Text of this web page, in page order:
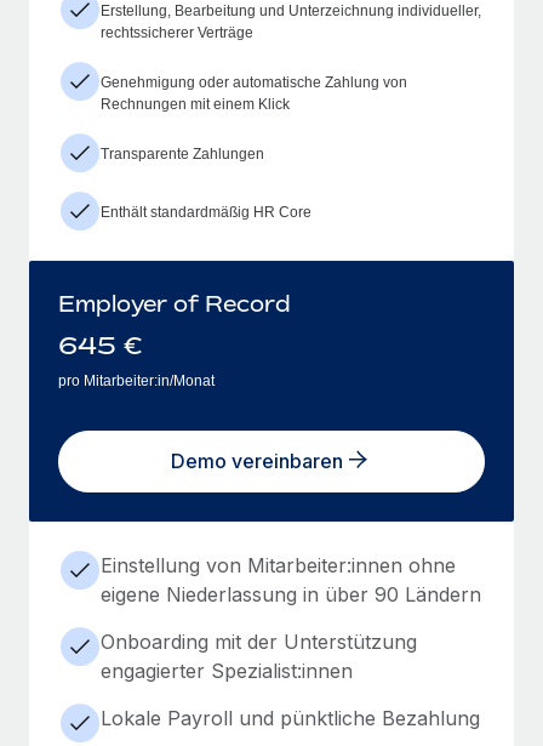
Erstellung, Bearbeitung und Unterzeichnung individueller,
rechtssicherer Verträge
Genehmigung oder automatische Zahlung von
Rechnungen mit einem Klick
Transparente Zahlungen
Enthält standardmäßig HR Core
Employer of Record
645 €
pro Mitarbeiter:in/Monat
Demo vereinbaren
Einstellung von Mitarbeiter:innen ohne
eigene Niederlassung in über 90 Ländern
Onboarding mit der Unterstützung
engagierter Spezialist:innen
Lokale Payroll und pünktliche Bezahlung